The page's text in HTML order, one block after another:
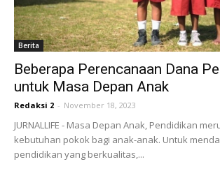
Berita
Beberapa Perencanaan Dana
untuk Masa Depan Anak
Redaksi 2 - November 18, 2023
JURNALLIFE - Masa Depan Anak, Pendidikan
kebutuhan pokok bagi anak-anak. Untuk
pendidikan yang berkualitas,...